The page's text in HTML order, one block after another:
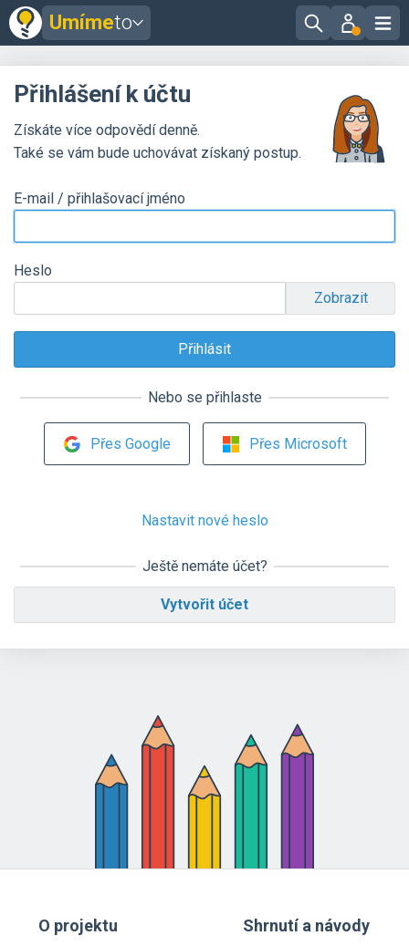
Umímeto
Přihlášení k účtu
Získáte více odpovědí denně.
Také se vám bude uchovávat získaný postup.
E-mail / přihlašovací jméno
Heslo
Zobrazit
Nebo se přihlaste
Přes Google Přes Microsoft
Nastavit nové heslo
Ještě nemáte účet?
Vytvořit účet
O projektu Shrnutí a návody